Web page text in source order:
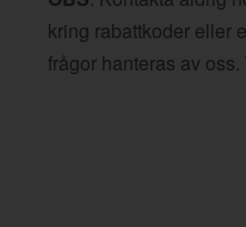
kring rabattkoder eller
frågor hanteras av oss.